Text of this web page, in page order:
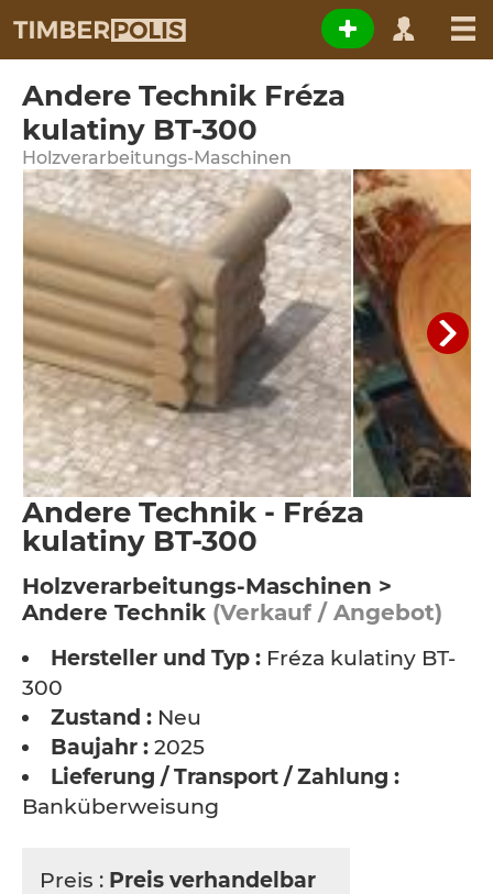
Andere Technik Fréza
kulatiny BT-300
Holzverarbeitungs-Maschinen
Andere Technik - Fréza
kulatiny BT-300
Holzverarbeitungs-Maschinen >
Andere Technik (Verkauf / Angebot)
Hersteller und Typ : Fréza kulatiny BT-
300
Zustand : Neu
Baujahr : 2025
Lieferung / Transport / Zahlung :
Banküberweisung
Preis : Preis verhandelbar